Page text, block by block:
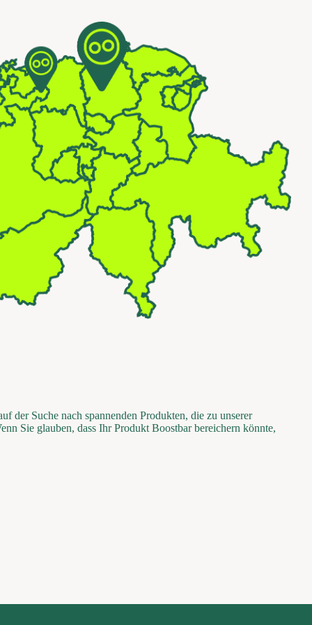
der Suche nach spannenden Produkten, die zu unserer
Sie glauben, dass Ihr Produkt Boostbar bereichern könnte,